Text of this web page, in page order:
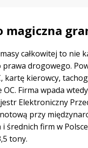
magiczna
całkowitej to nie
drogowego.
kartę kierowcy,
Firma wpada
Elektroniczny
przy
i średnich firm w
tony.